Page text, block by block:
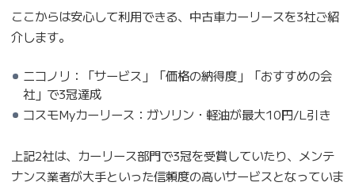
ここからは安心して利用できる、中古車カーリースを3社ご紹
介します。
ニコノリ：「サービス」「価格の納得度」「おすすめの会
社」で3冠達成
コスモMyカーリース：ガソリン・軽油が最大10円/L引き
上記2社は、カーリース部門で3冠を受賞していたり、メンテ
ナンス業者が大手といった信頼度の高いサービスとなっていま